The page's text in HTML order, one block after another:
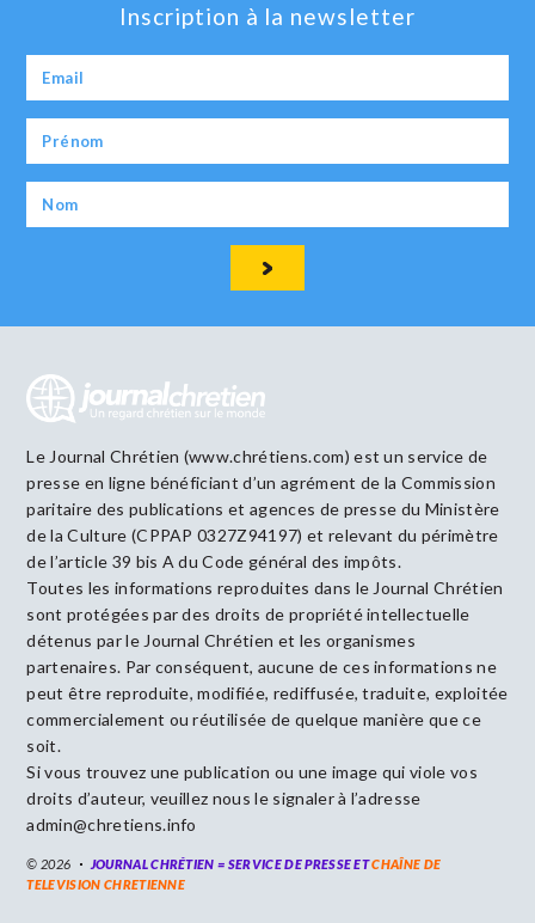
Inscription à la newsletter
Le Journal Chrétien (www.chrétiens.com) est un service de
presse en ligne bénéficiant d’un agrément de la Commission
paritaire des publications et agences de presse du Ministère
de la Culture (CPPAP 0327Z94197) et relevant du périmètre
de l’article 39 bis A du Code général des impôts.
Toutes les informations reproduites dans le Journal Chrétien
sont protégées par des droits de propriété intellectuelle
détenus par le Journal Chrétien et les organismes
partenaires. Par conséquent, aucune de ces informations ne
peut être reproduite, modifiée, rediffusée, traduite, exploitée
commercialement ou réutilisée de quelque manière que ce
soit.
Si vous trouvez une publication ou une image qui viole vos
droits d’auteur, veuillez nous le signaler à l’adresse
admin@chretiens.info
© 2026 JOURNAL CHRÉTIEN = SERVICE DE PRESSE ETCHAÎNE DE
TELEVISION CHRETIENNE